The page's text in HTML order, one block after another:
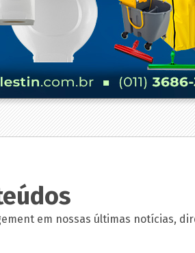
em nossas últimas notícias,